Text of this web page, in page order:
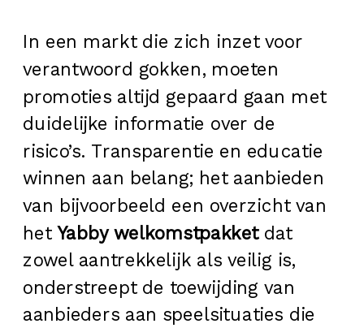
In een markt die zich inzet voor
verantwoord gokken, moeten
promoties altijd gepaard gaan met
duidelijke informatie over de
risico’s. Transparentie en educatie
winnen aan belang; het aanbieden
van bijvoorbeeld een overzicht van
hetYabby welkomstpakketdat
zowel aantrekkelijk als veilig is,
onderstreept de toewijding van
aanbieders aan speelsituaties die